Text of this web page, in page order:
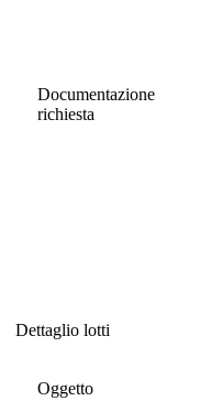
Documentazione
richiesta
Dettaglio lotti
Oggetto